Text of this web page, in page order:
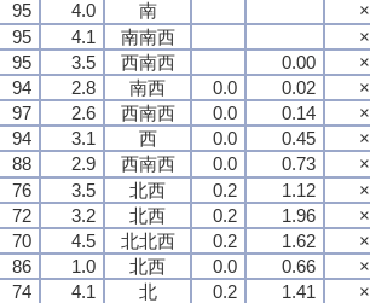
95 4.0 南 ×
95 4.1 南南西 ×
95 3.5 西南西 0.00 ×
94 2.8 南西 0.0 0.02 ×
97 2.6 西南西 0.0 0.14 ×
94 3.1 西 0.0 0.45 ×
88 2.9 西南西 0.0 0.73 ×
76 3.5 北西 0.2 1.12 ×
72 3.2 北西 0.2 1.96 ×
70 4.5 北北西 0.2 1.62 ×
86 1.0 北西 0.0 0.66 ×
74 4.1 北 0.2 1.41 ×